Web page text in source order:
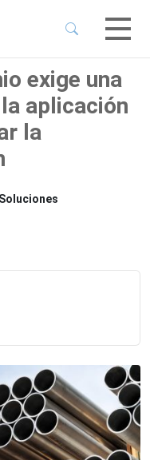
exige una
aplicación
la